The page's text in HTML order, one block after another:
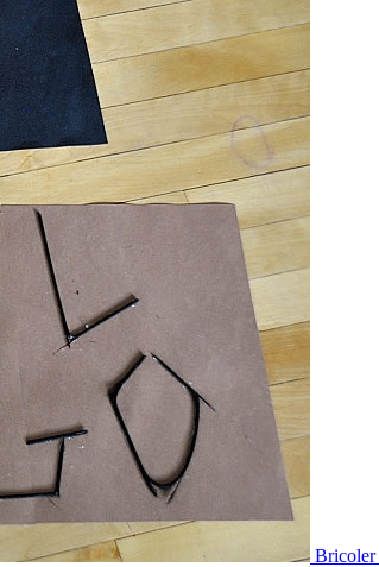
Bricoler